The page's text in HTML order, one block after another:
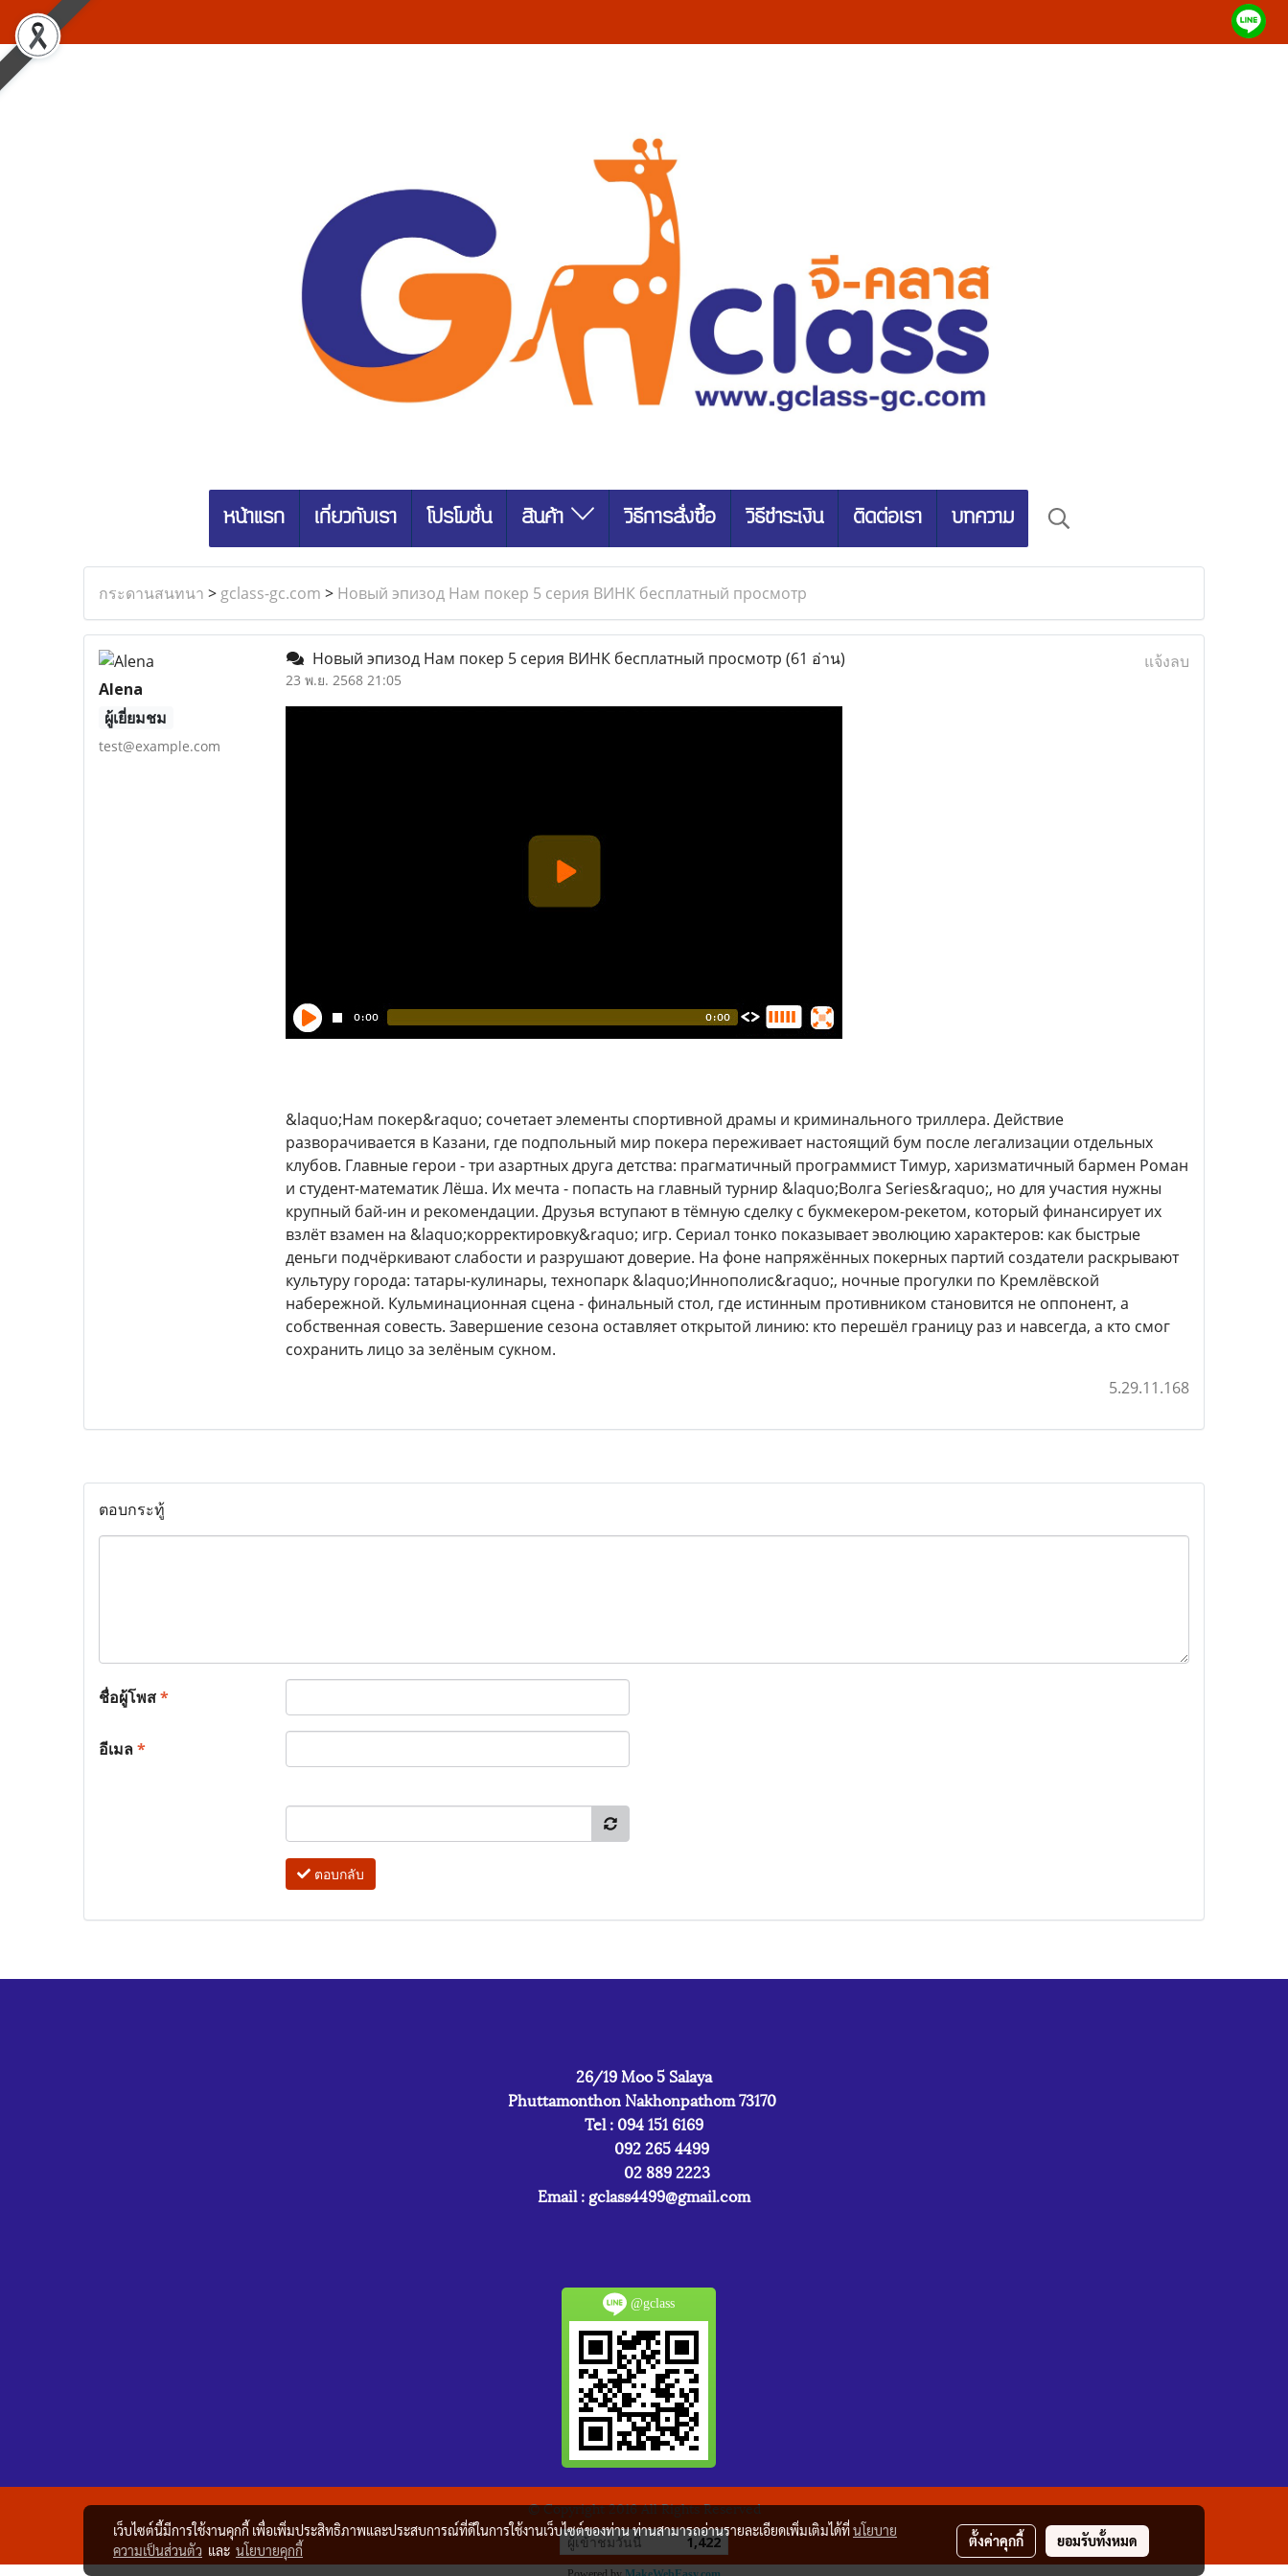
หน้าแรก เกี่ยวกับเรา โปรโมชั่น สินค้า วิธีการสั่งซื้อ วิธีชำระเงิน ติดต่อเรา บทความ
กระดานสนทนา > gclass-gc.com > Новый эпизод Нам покер 5 серия ВИНК бесплатный просмотр
Alena
ผู้เยี่ยมชม
test@example.com
Новый эпизод Нам покер 5 серия ВИНК бесплатный просмотр (61 อ่าน)
23 พ.ย. 2568 21:05
แจ้งลบ
&laquo;Нам покер&raquo; сочетает элементы спортивной драмы и криминального триллера. Действие
разворачивается в Казани, где подпольный мир покера переживает настоящий бум после легализации отдельных
клубов. Главные герои - три азартных друга детства: прагматичный программист Тимур, харизматичный бармен Роман
и студент-математик Лёша. Их мечта - попасть на главный турнир &laquo;Волга Series&raquo;, но для участия нужны
крупный бай-ин и рекомендации. Друзья вступают в тёмную сделку с букмекером-рекетом, который финансирует их
взлёт взамен на &laquo;корректировку&raquo; игр. Сериал тонко показывает эволюцию характеров: как быстрые
деньги подчёркивают слабости и разрушают доверие. На фоне напряжённых покерных партий создатели раскрывают
культуру города: татары-кулинары, технопарк &laquo;Иннополис&raquo;, ночные прогулки по Кремлёвской
набережной. Кульминационная сцена - финальный стол, где истинным противником становится не оппонент, а
собственная совесть. Завершение сезона оставляет открытой линию: кто перешёл границу раз и навсегда, а кто смог
сохранить лицо за зелёным сукном.
5.29.11.168
ตอบกระทู้
ชื่อผู้โพส*
อีเมล*
ตอบกลับ
26/19 Moo 5 Salaya
Phuttamonthon Nakhonpathom 73170
Tel : 094 151 6169
092 265 4499
02 889 2223
Email : gclass4499@gmail.com
@gclass
© Copyright 2016 All Rights Reserved
ผู้เข้าชมวันนี้ 1,422
เว็บไซต์นี้มีการใช้งานคุกกี้ เพื่อเพิ่มประสิทธิภาพและประสบการณ์ที่ดีในการใช้งานเว็บไซต์ของท่าน ท่านสามารถอ่านรายละเอียดเพิ่มเติมได้ที่นโยบาย
ความเป็นส่วนตัว และ นโยบายคุกกี้
ตั้งค่าคุกกี้ ยอมรับทั้งหมด